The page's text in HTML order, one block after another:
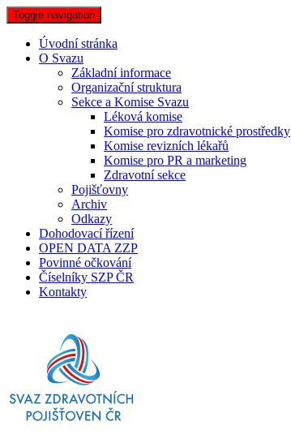
Toggle navigation
Úvodní stránka
O Svazu
Základní informace
Organizační struktura
Sekce a Komise Svazu
Léková komise
Komise pro zdravotnické prostředky
Komise revizních lékařů
Komise pro PR a marketing
Zdravotní sekce
Pojišťovny
Archiv
Odkazy
Dohodovací řízení
OPEN DATA ZZP
Povinné očkování
Číselníky SZP ČR
Kontakty